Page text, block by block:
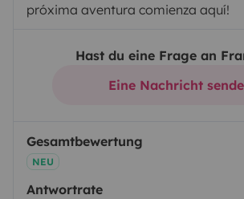
próxima aventura comienza aquí!
Hast du eine Frage an
Eine Nachricht
Gesamtbewertung
NEU
Antwortrate